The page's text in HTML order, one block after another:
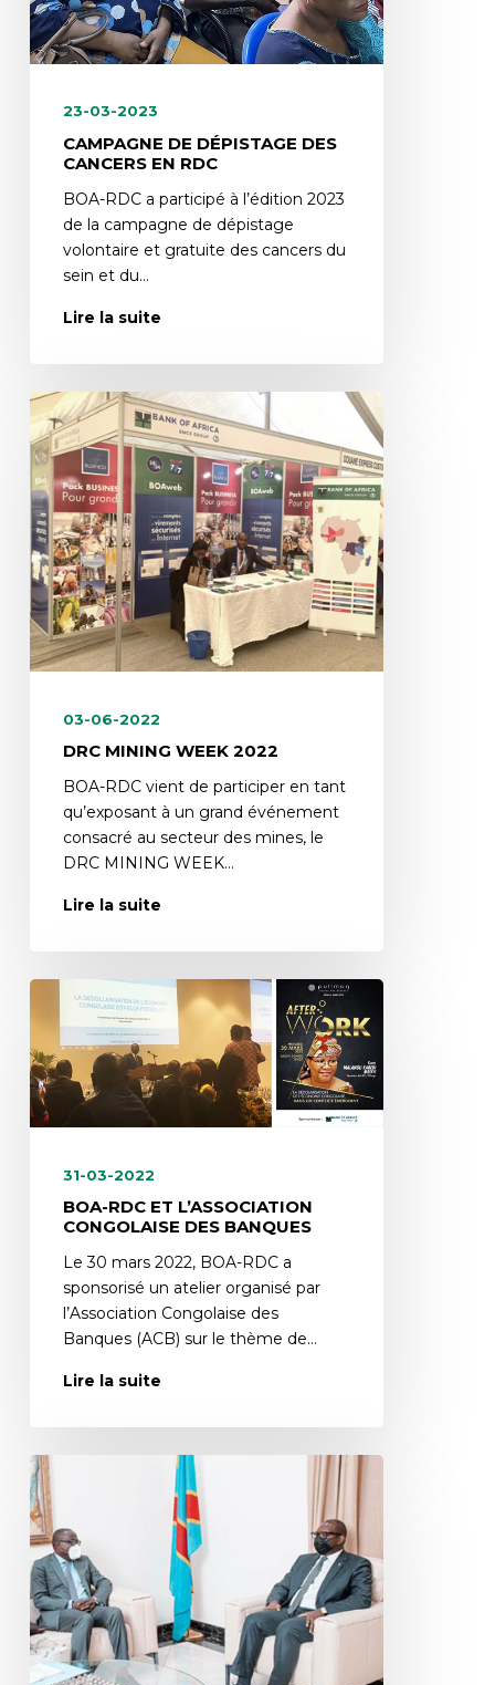
23-03-2023
CAMPAGNE DE DÉPISTAGE DES
CANCERS EN RDC
BOA-RDC a participé à l’édition 2023
de la campagne de dépistage
volontaire et gratuite des cancers du
sein et du…
Lire la suite
03-06-2022
DRC MINING WEEK 2022
BOA-RDC vient de participer en tant
qu’exposant à un grand événement
consacré au secteur des mines, le
DRC MINING WEEK…
Lire la suite
31-03-2022
BOA-RDC ET L’ASSOCIATION
CONGOLAISE DES BANQUES
Le 30 mars 2022, BOA-RDC a
sponsorisé un atelier organisé par
l’Association Congolaise des
Banques (ACB) sur le thème de…
Lire la suite